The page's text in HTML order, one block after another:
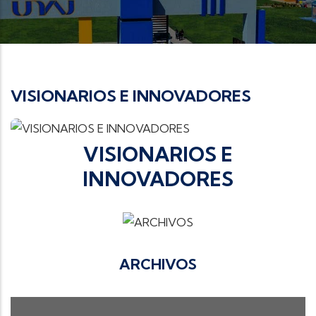
VISIONARIOS E INNOVADORES
VISIONARIOS E
INNOVADORES
ARCHIVOS